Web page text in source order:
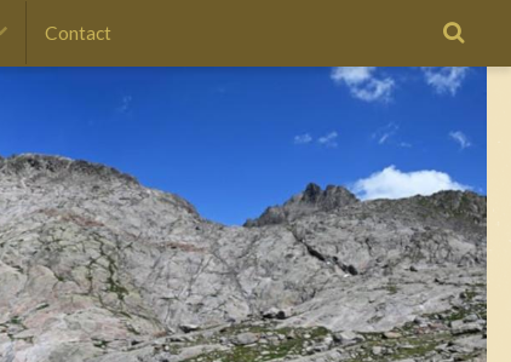
Contact